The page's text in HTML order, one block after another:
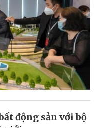
động sản với bộ